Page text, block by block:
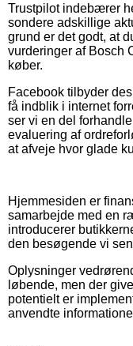
Trustpilot indebærer
sondere adskillige
grund er det godt, at
vurderinger af Bosch
køber.
Facebook tilbyder
få indblik i internet
ser vi en del
evaluering af
at afveje hvor glade
Hjemmesiden er
samarbejde med en
introducerer
den besøgende vi
Oplysninger
løbende, men der
potentielt er
anvendte